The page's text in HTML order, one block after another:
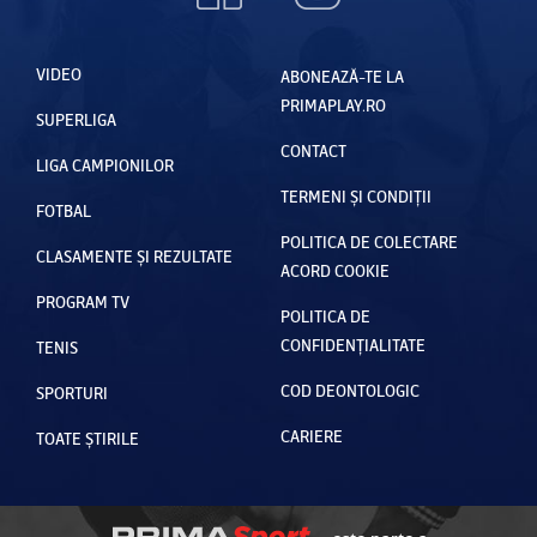
Olemenc
stat rău
în teren”
VIDEO
SUPERLIGA
LIGA CAMPIONILOR
FOTBAL
CLASAMENTE ȘI REZULTATE
PROGRAM TV
TENIS
SPORTURI
TOATE ȘTIRILE
ABONEAZĂ-TE LA
PRIMAPLAY.RO
CONTACT
TERMENI ȘI CONDIȚII
POLITICA DE COLECTARE
ACORD COOKIE
POLITICA DE
CONFIDENȚIALITATE
COD DEONTOLOGIC
CARIERE